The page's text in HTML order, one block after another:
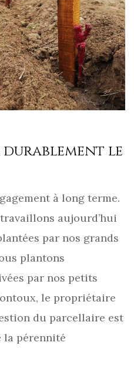
durablement le
à long terme.
aujourd’hui
par nos grands
plantons
par nos petits
le propriétaire
du parcellaire est
la pérennité